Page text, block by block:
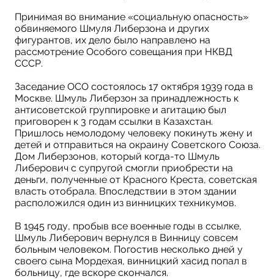
Принимая во внимание «социальную опасность»
обвиняемого Шмуля Либерзона и других
фигурантов, их дело было направлено на
рассмотрение Особого совещания при НКВД
СССР.
Заседание ОСО состоялось 17 октября 1939 года в
Москве. Шмуль Либерзон за принадлежность к
антисоветской группировке и агитацию был
приговорен к 3 годам ссылки в Казахстан.
Пришлось немолодому человеку покинуть жену и
детей и отправиться на окраину Советского Союза.
Дом Либерзонов, который когда-то Шмуль
Либерович с супругой смогли приобрести на
деньги, полученные от Красного Креста, советская
власть отобрала. Впоследствии в этом здании
расположился один из винницких техникумов.
В 1945 году, пробыв все военные годы в ссылке,
Шмуль Либерович вернулся в Винницу совсем
больным человеком. Погостив несколько дней у
своего сына Мордехая, винницкий хасид попал в
больницу, где вскоре скончался.